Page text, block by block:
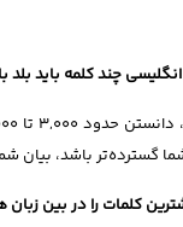
چند کلمه باید بلد
شما گسترده‌تر باشد، بیان
کلمات را در بین